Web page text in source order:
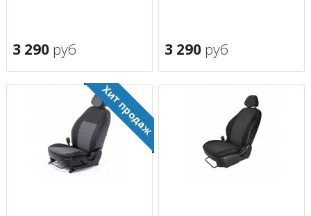
3 290 руб 3 290 руб